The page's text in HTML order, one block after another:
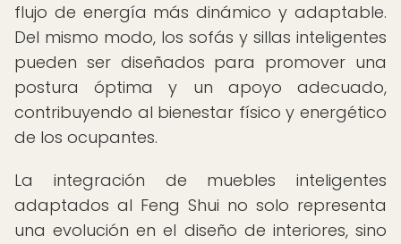
flujo de energía más dinámico y adaptable.
Del mismo modo, los sofás y sillas inteligentes
pueden ser diseñados para promover una
postura óptima y un apoyo adecuado,
contribuyendo al bienestar físico y energético
de los ocupantes.
La integración de muebles inteligentes
adaptados al Feng Shui no solo representa
una evolución en el diseño de interiores, sino